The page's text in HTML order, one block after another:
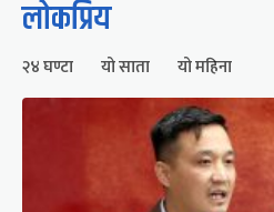
लोकप्रिय
२४ घण्टा यो साता यो महिना